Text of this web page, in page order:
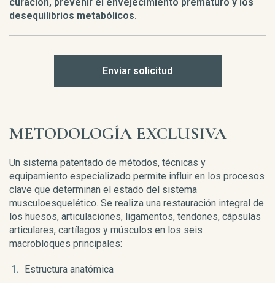
desequilibrios metabólicos.
Enviar solicitud
METODOLOGÍA EXCLUSIVA
Un sistema patentado de métodos, técnicas y
equipamiento especializado permite influir en los procesos
clave que determinan el estado del sistema
musculoesquelético. Se realiza una restauración integral de
los huesos, articulaciones, ligamentos, tendones, cápsulas
articulares, cartílagos y músculos en los seis
macrobloques principales:
Estructura anatómica